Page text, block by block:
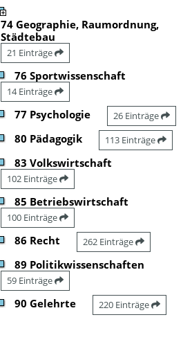
74 Geographie, Raumordnung,
Städtebau
21 Einträge
76 Sportwissenschaft
14 Einträge
77 Psychologie 26 Einträge
80 Pädagogik 113 Einträge
83 Volkswirtschaft
102 Einträge
85 Betriebswirtschaft
100 Einträge
86 Recht 262 Einträge
89 Politikwissenschaften
59 Einträge
90 Gelehrte 220 Einträge